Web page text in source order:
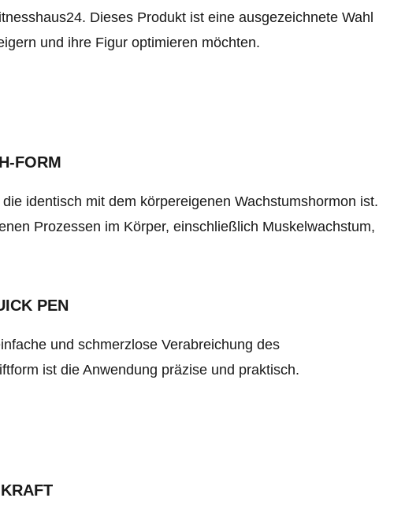
Dieses Produkt ist eine ausgezeichnete Wahl
und ihre Figur optimieren möchten.
FORM
identisch mit dem körpereigenen Wachstumshormon ist.
Prozessen im Körper, einschließlich Muskelwachstum,
PEN
und schmerzlose Verabreichung des
ist die Anwendung präzise und praktisch.